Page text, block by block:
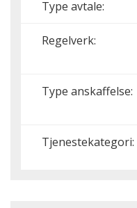
Type avtale:
Regelverk:
Type anskaffelse:
Tjenestekategori: